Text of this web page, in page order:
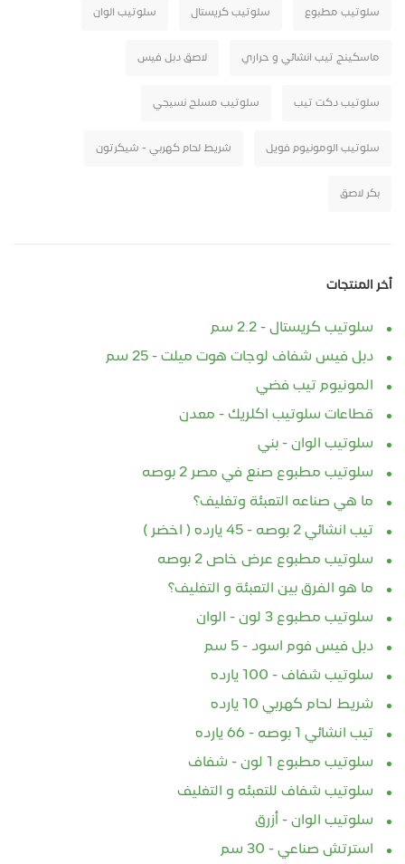
سلوتيب مطبوع سلوتيب كريستال سلوتيب الوان
ماسكينج تيب انشائي و حراري لاصق دبل فيس
سلوتيب دكت تيب سلوتيب مسلح نسيجي
سلوتيب الومونيوم فويل شريط لحام كهربي - شيكرتون
بكر لاصق
أخر المنتجات
سلوتيب كريستال - 2.2 سم
دبل فيس شفاف لوجات هوت ميلت - 25 سم
المونيوم تيب فضي
قطاعات سلوتيب اكلريك - معدن
سلوتيب الوان - بني
سلوتيب مطبوع صنع في مصر 2 بوصه
ما هي صناعه التعبئة وتغليف؟
تيب انشائي 2 بوصه - 45 يارده ( اخضر )
سلوتيب مطبوع عرض خاص 2 بوصه
ما هو الفرق بين التعبئة و التغليف؟
سلوتيب مطبوع 3 لون - الوان
دبل فيس فوم اسود - 5 سم
سلوتيب شفاف - 100 يارده
شريط لحام كهربي 10 يارده
تيب انشائي 1 بوصه - 66 يارده
سلوتيب مطبوع 1 لون - شفاف
سلوتيب شفاف للتعبئه و التغليف
سلوتيب الوان - أزرق
استرتش صناعي - 30 سم